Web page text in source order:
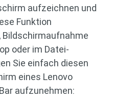
aufzeichnen und
Funktion
oder im Datei-
Sie einfach diesen
eines Lenovo
aufzunehmen: